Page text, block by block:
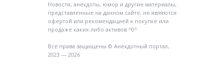
Новости, анекдоты, юмор и другие материалы,
представленные на данном сайте, не являются
офертой или рекомендацией к покупке или
продаже каких-либо активов ^0^
Все права защищены © Анекдотный портал,
2023 — 2026